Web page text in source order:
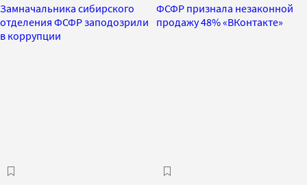
Замначальника сибирского
отделения ФСФР заподозрили
в коррупции
ФСФР признала незаконной
продажу 48% «ВКонтакте»